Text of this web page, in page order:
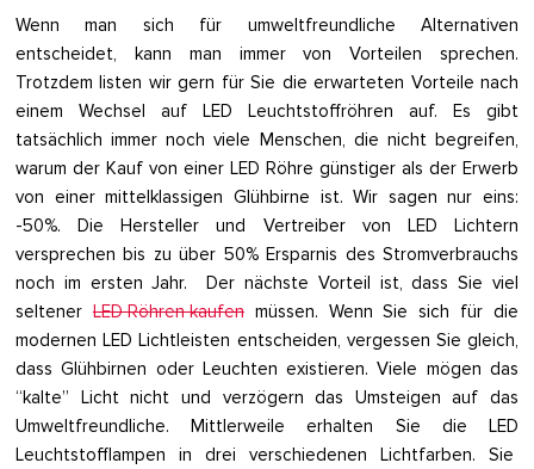
Wenn man sich für umweltfreundliche Alternativen
entscheidet, kann man immer von Vorteilen sprechen.
Trotzdem listen wir gern für Sie die erwarteten Vorteile nach
einem Wechsel auf LED Leuchtstoffröhren auf. Es gibt
tatsächlich immer noch viele Menschen, die nicht begreifen,
warum der Kauf von einer LED Röhre günstiger als der Erwerb
von einer mittelklassigen Glühbirne ist. Wir sagen nur eins:
-50%. Die Hersteller und Vertreiber von LED Lichtern
versprechen bis zu über 50% Ersparnis des Stromverbrauchs
noch im ersten Jahr. Der nächste Vorteil ist, dass Sie viel
seltenerLED Röhren kaufenmüssen. Wenn Sie sich für die
modernen LED Lichtleisten entscheiden, vergessen Sie gleich,
dass Glühbirnen oder Leuchten existieren. Viele mögen das
“kalte” Licht nicht und verzögern das Umsteigen auf das
Umweltfreundliche. Mittlerweile erhalten Sie die LED
Leuchtstofflampen in drei verschiedenen Lichtfarben. Sie